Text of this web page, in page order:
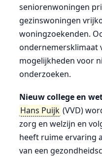
seniorenwoningen
gezinswoningen
woningzoekenden.
ondernemersklimaat
mogelijkheden voor
onderzoeken.
Nieuw college en
Hans Puijk (VVD)
zorg en welzijn en
heeft ruime ervaring
van een